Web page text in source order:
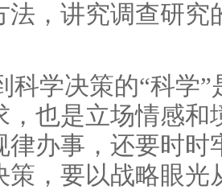
法，讲究调查研究
科学决策的“科学
，也是立场情感和
律办事，还要时时
策，要以战略眼光